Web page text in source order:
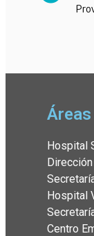
Áreas
Hospital
Hospital
Centro